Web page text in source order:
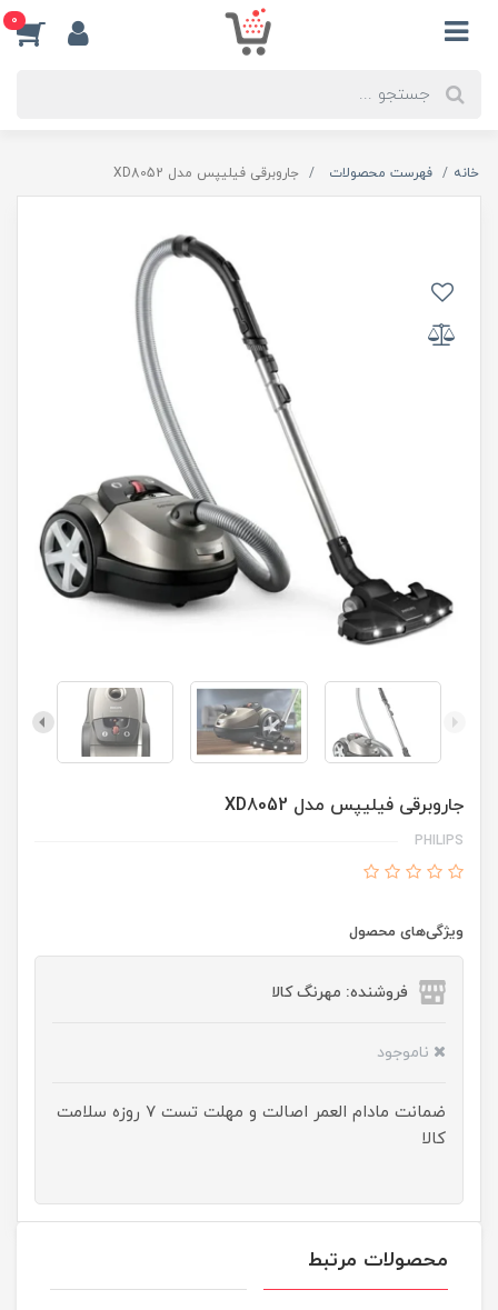
0
خانه فهرست محصولات جاروبرقی فیلیپس مدل XD8052
جاروبرقی فیلیپس مدل XD8052
PHILIPS
ویژگی‌های محصول
فروشنده: مهرنگ کالا
ناموجود
ضمانت مادام العمر اصالت و مهلت تست ۷ روزه سلامت
کالا
محصولات مرتبط